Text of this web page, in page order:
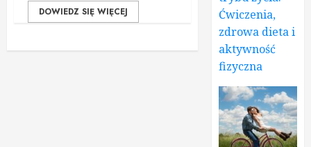
DOWIEDZ SIĘ WIĘCEJ
Ćwiczenia,
zdrowa dieta i
aktywność
fizyczna